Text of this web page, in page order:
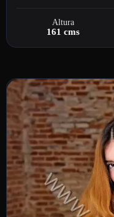
Altura
161 cms